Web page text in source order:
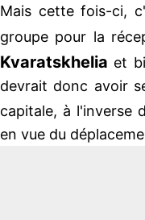
Mais cette fois-ci,
groupe pour la
Kvaratskhelia et
devrait donc avoir
capitale, à l'inverse
en vue du